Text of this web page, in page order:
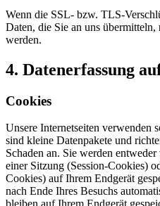
Wenn die SSL- bzw. TLS-
Daten, die Sie an uns
werden.
4. Datenerfassung
Cookies
Unsere Internetseiten verwenden
sind kleine Datenpakete und
Schaden an. Sie werden
einer Sitzung (Session-Cookies)
Cookies) auf Ihrem Endgerät
nach Ende Ihres Besuchs